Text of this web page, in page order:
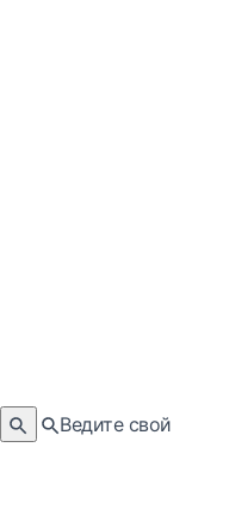
Ведите свой